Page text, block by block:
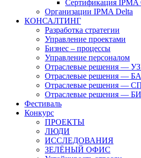
Сертификация IPMA
Организации IPMA Delta
КОНСАЛТИНГ
Разработка стратегии
Управление проектами
Бизнес – процессы
Управление персоналом
Отраслевые решения —
Отраслевые решения
Отраслевые решения —
Отраслевые решения —
Фестиваль
Конкурс
ПРОЕКТЫ
ЛЮДИ
ИССЛЕДОВАНИЯ
ЗЕЛЁНЫЙ ОФИС